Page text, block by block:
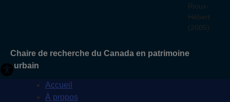
Rioux-
Hébert
(2005).
Chaire de recherche du Canada en patrimoine
urbain
Accueil
À propos